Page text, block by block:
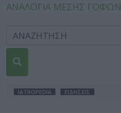
ΑΝΑΛΟΓΙΑ ΜΕΣΗΣ ΓΟΦΩΝ
IATROPEDIA ΕΙΔΗΣΕΙΣ